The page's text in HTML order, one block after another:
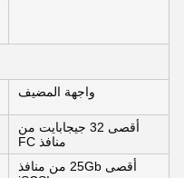
واجهة المضيف
أقصى 32 جيجابايت من
منافذ FC
أقصى 25Gb من منافذ